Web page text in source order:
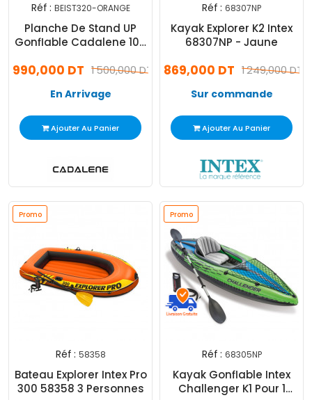
Réf : BEIST320-ORANGE
Planche De Stand UP
Gonflable Cadalene 108
1 500,000 DT
990,000 DT
En Arrivage
Ajouter Au Panier
Réf : 68307NP
Kayak Explorer K2 Intex
68307NP - Jaune
1 249,000 DT
869,000 DT
Sur commande
Ajouter Au Panier
Promo
Réf : 58358
Bateau Explorer Intex Pro
300 58358 3 Personnes
Promo
Réf : 68305NP
Kayak Gonflable Intex
Challenger K1 Pour 1